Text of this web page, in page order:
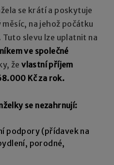
se krátí a poskytuje
měsíc, na jehož počátku
slevu lze uplatnit na
ve společné
ževlastní příjem
Kč za rok.
se nezahrnují:
podpory (přídavek na
porodné,